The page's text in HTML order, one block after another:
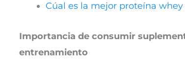
Cúal es la mejor proteína whey
Importancia de consumir
entrenamiento